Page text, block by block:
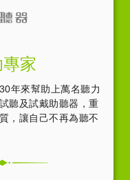
家
年來幫助上萬名聽力
聽及試戴助聽器，重
，讓自己不再為聽不